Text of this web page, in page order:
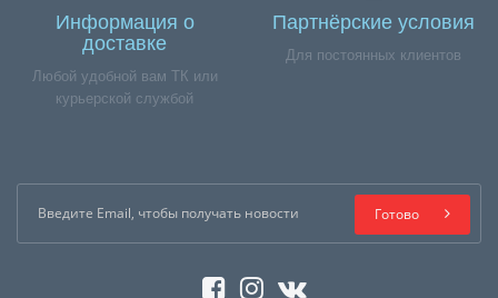
Информация о
доставке
Любой удобной вам ТК или
курьерской службой
Партнёрские условия
Для постоянных клиентов
Готово